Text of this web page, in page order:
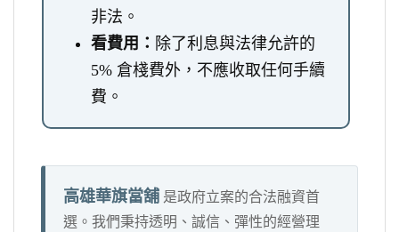
非法。
看費用： 除了利息與法律允許的
5% 倉棧費外，不應收取任何手續
費。
高雄華旗當舖 是政府立案的合法融資首
選。我們秉持透明、誠信、彈性的經營理